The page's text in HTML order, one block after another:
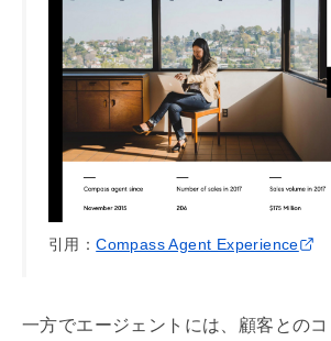
引用：Compass Agent Experience
一方でエージェントには、顧客との